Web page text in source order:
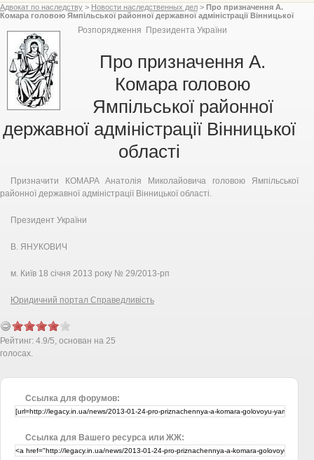
Адвокат по наследству > Новости наследственных дел > Про призначення А.
Комара головою Ямпільської районної державної адміністрації Вінницької
Розпорядження Президента України
Про призначення А.
Комара головою
Ямпільської районної
державної адміністрації Вінницької
області
Призначити КОМАРА Анатолія Миколайовича головою Ямпільської
районної державної адміністрації Вінницької області.
Президент України
В. ЯНУКОВИЧ
м. Київ 18 січня 2013 року № 29/2013-рп
Юридичний портал Справедливість
Рейтинг: 4.9/5, основан на 25
голосах.
Ссылка для форумов:
Ссылка для Вашего ресурса или ЖЖ: